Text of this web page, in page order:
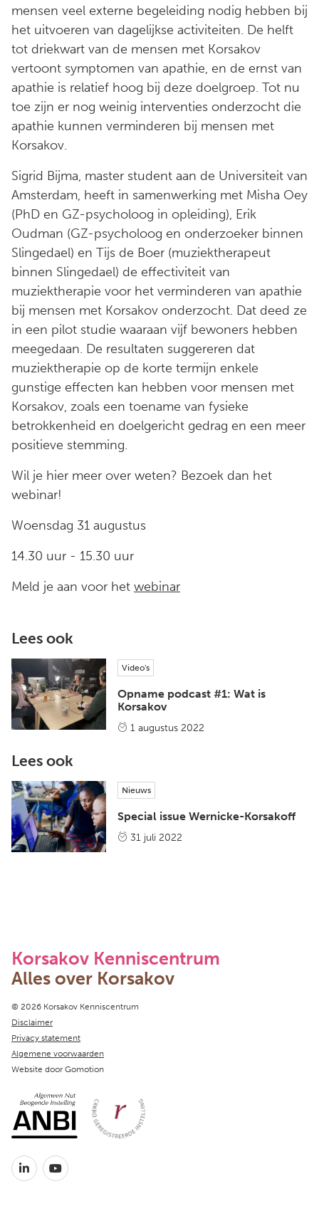
mensen veel externe begeleiding nodig hebben bij
het uitvoeren van dagelijkse activiteiten. De helft
tot driekwart van de mensen met Korsakov
vertoont symptomen van apathie, en de ernst van
apathie is relatief hoog bij deze doelgroep. Tot nu
toe zijn er nog weinig interventies onderzocht die
apathie kunnen verminderen bij mensen met
Korsakov.
Sigrid Bijma, master student aan de Universiteit van
Amsterdam, heeft in samenwerking met Misha Oey
(PhD en GZ-psycholoog in opleiding), Erik
Oudman (GZ-psycholoog en onderzoeker binnen
Slingedael) en Tijs de Boer (muziektherapeut
binnen Slingedael) de effectiviteit van
muziektherapie voor het verminderen van apathie
bij mensen met Korsakov onderzocht. Dat deed ze
in een pilot studie waaraan vijf bewoners hebben
meegedaan. De resultaten suggereren dat
muziektherapie op de korte termijn enkele
gunstige effecten kan hebben voor mensen met
Korsakov, zoals een toename van fysieke
betrokkenheid en doelgericht gedrag en een meer
positieve stemming.
Wil je hier meer over weten? Bezoek dan het
webinar!
Woensdag 31 augustus
14.30 uur - 15.30 uur
Meld je aan voor het webinar
Lees ook
Video's
Opname podcast #1: Wat is
Korsakov
1 augustus 2022
Lees ook
Nieuws
Special issue Wernicke-Korsakoff
31 juli 2022
Korsakov Kenniscentrum
Alles over Korsakov
Copyright navigation
© 2026 Korsakov Kenniscentrum
Disclaimer
Privacy statement
Algemene voorwaarden
Website door Gomotion